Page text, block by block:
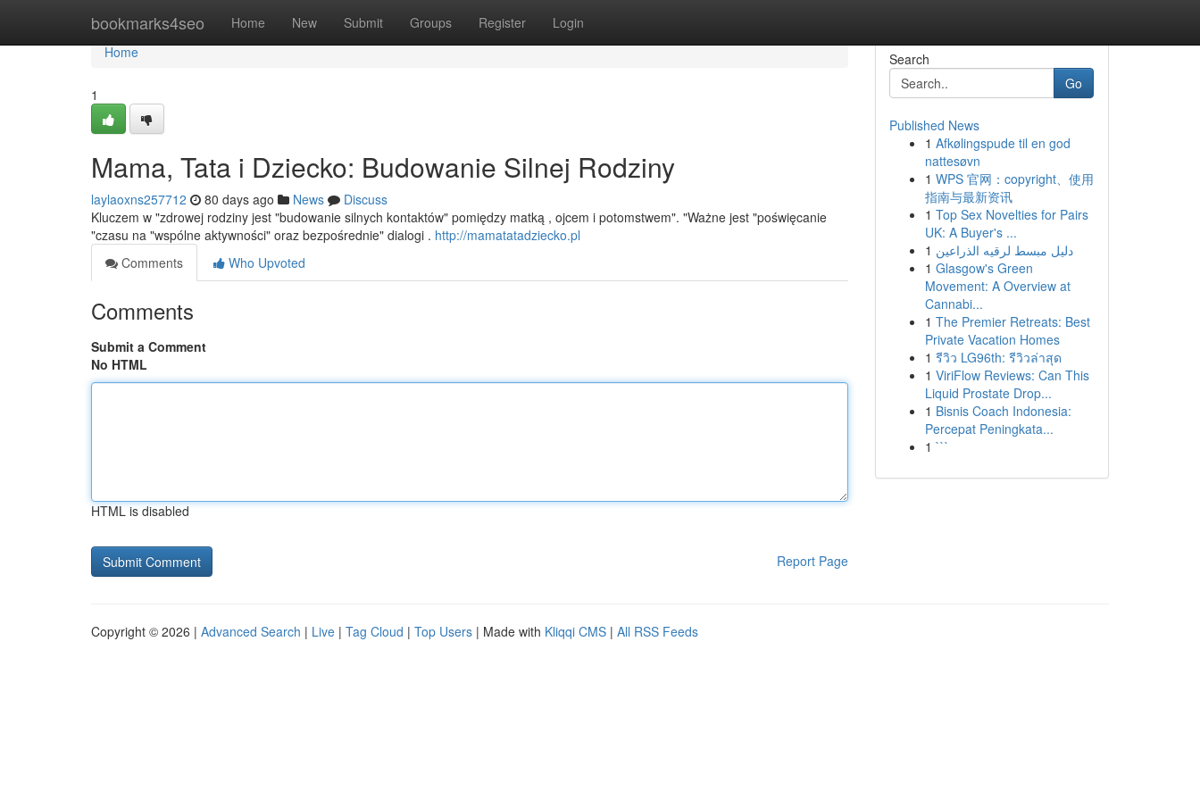
bookmarks4seo Home New Submit Groups Register Login
Home
Home
1
Mama, Tata i Dziecko: Budowanie Silnej Rodziny
laylaoxns257712 80 days ago News
Discuss
Kluczem w "zdrowej rodziny jest "budowanie silnych kontaktów" pomiędzy matką , ojcem i potomstwem". "Ważne jest "poświęcanie
"czasu na "wspólne aktywności" oraz bezpośrednie" dialogi . http://mamatatadziecko.pl
Comments
Who Upvoted
Comments
Submit a Comment
No HTML
HTML is disabled
Report Page
Search
Go
Published News
1 Afkølingspude til en god
nattesøvn
1 WPS 官网：copyright、使用
指南与最新资讯
1 Top Sex Novelties for Pairs
UK: A Buyer's ...
1 دليل مبسط لرقيه الذراعين
1 Glasgow's Green
Movement: A Overview at
Cannabi...
1 The Premier Retreats: Best
Private Vacation Homes
1 รีวิว LG96th: รีวิวล่าสุด
1 ViriFlow Reviews: Can This
Liquid Prostate Drop...
1 Bisnis Coach Indonesia:
Percepat Peningkata...
1 ```
Copyright © 2026 | Advanced Search | Live | Tag Cloud | Top Users | Made with Kliqqi CMS | All RSS Feeds